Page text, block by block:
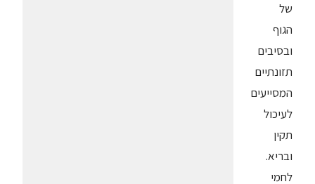
של
הגוף
ובסיבים
תזונתיים
המסייעים
לעיכול
תקין
ובריא.
לחמי